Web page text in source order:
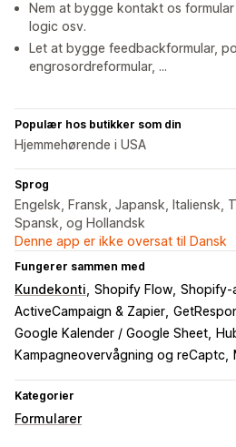
Nem at bygge kontakt os
logic osv.
Let at bygge feedbackformular,
engrosordreformular, ...
Populær hos butikker som din
Hjemmehørende i USA
Sprog
Engelsk, Fransk, Japansk, Italiensk,
Spansk, og Hollandsk
Denne app er ikke oversat til Dansk
Fungerer sammen med
Kundekonti Shopify Flow Shopify-
ActiveCampaign & Zapier
Google Kalender / Google Sheet
Kampagneovervågning og reCaptc
Kategorier
Formularer